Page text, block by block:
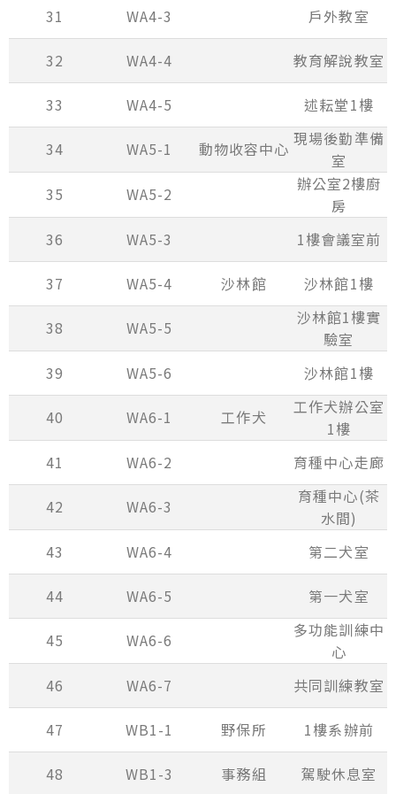
31 WA4-3 戶外教室
32 WA4-4 教育解說教室
33 WA4-5 述耘堂1樓
34 WA5-1 動物收容中心 現場後勤準備
室
35
WA5-2
辦公室2樓廚
房
36
WA5-3 1樓會議室前
37 WA5-4 沙林館 沙林館1樓
38 WA5-5
沙林館1樓實
驗室
39
WA5-6 沙林館1樓
40 WA6-1 工作犬
工作犬辦公室
1樓
41
WA6-2 育種中心走廊
42 WA6-3
育種中心(茶
水間)
43
WA6-4 第二犬室
44 WA6-5 第一犬室
45 WA6-6
多功能訓練中
心
46
WA6-7 共同訓練教室
47 WB1-1 野保所 1樓系辦前
48 WB1-3 事務組 駕駛休息室